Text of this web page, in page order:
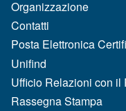
Organizzazione
Contatti
Posta Elettronica
Unifind
Ufficio Relazioni con il
Rassegna Stampa